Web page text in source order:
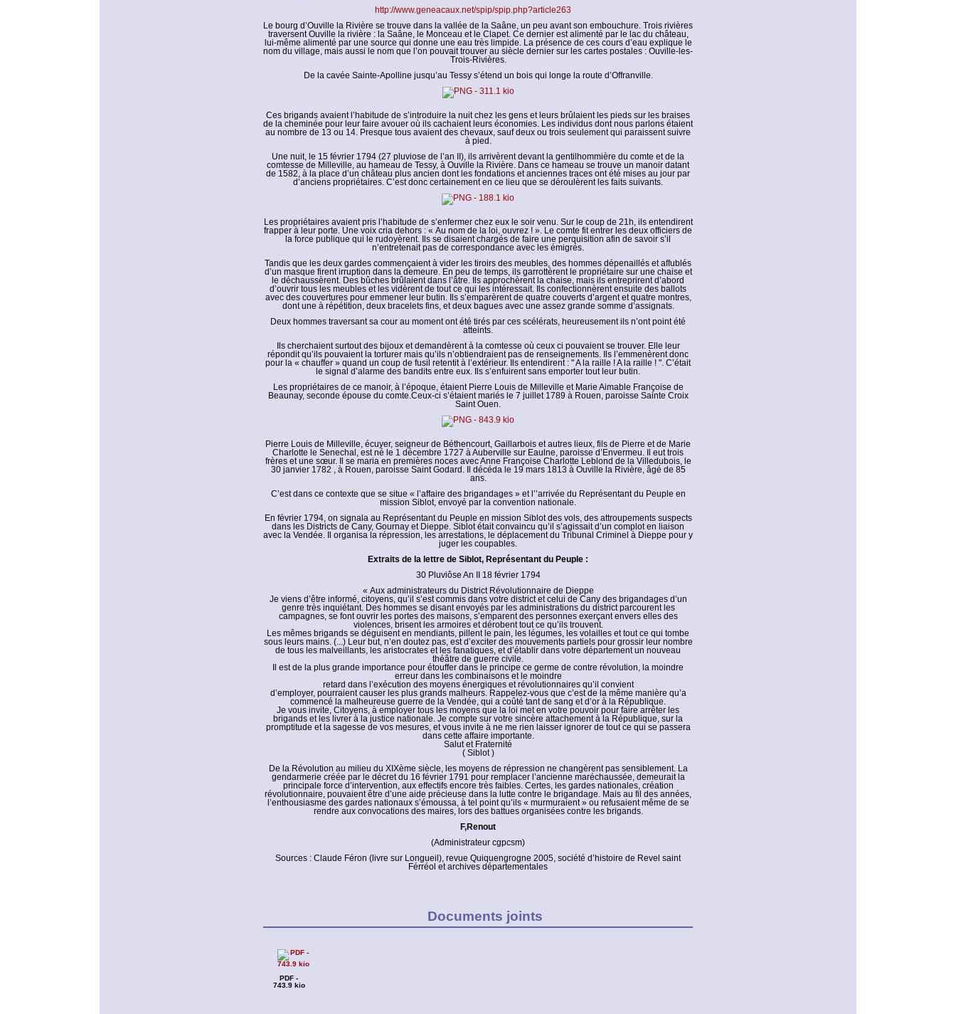
http://www.geneacaux.net/spip/spip.php?article263
Le bourg d’Ouville la Rivière se trouve dans la vallée de la Saâne, un peu avant son embouchure. Trois rivières
traversent Ouville la rivière : la Saâne, le Monceau et le Clapet. Ce dernier est alimenté par le lac du château,
lui-même alimenté par une source qui donne une eau très limpide. La présence de ces cours d’eau explique le
nom du village, mais aussi le nom que l’on pouvait trouver au siècle dernier sur les cartes postales : Ouville-les-
Trois-Rivières.
De la cavée Sainte-Apolline jusqu’au Tessy s’étend un bois qui longe la route d’Offranville.
Ces brigands avaient l’habitude de s’introduire la nuit chez les gens et leurs brûlaient les pieds sur les braises
de la cheminée pour leur faire avouer où ils cachaient leurs économies. Les individus dont nous parlons étaient
au nombre de 13 ou 14. Presque tous avaient des chevaux, sauf deux ou trois seulement qui paraissent suivre
à pied.
Une nuit, le 15 février 1794 (27 pluviose de l’an II), ils arrivèrent devant la gentilhommière du comte et de la
comtesse de Milleville, au hameau de Tessy, à Ouville la Rivière. Dans ce hameau se trouve un manoir datant
de 1582, à la place d’un château plus ancien dont les fondations et anciennes traces ont été mises au jour par
d’anciens propriétaires. C’est donc certainement en ce lieu que se déroulèrent les faits suivants.
Les propriétaires avaient pris l’habitude de s’enfermer chez eux le soir venu. Sur le coup de 21h, ils entendirent
frapper à leur porte. Une voix cria dehors : « Au nom de la loi, ouvrez ! ». Le comte fit entrer les deux officiers de
la force publique qui le rudoyèrent. Ils se disaient chargés de faire une perquisition afin de savoir s’il
n’entretenait pas de correspondance avec les émigrés.
Tandis que les deux gardes commençaient à vider les tiroirs des meubles, des hommes dépenaillés et affublés
d’un masque firent irruption dans la demeure. En peu de temps, ils garrottèrent le propriétaire sur une chaise et
le déchaussèrent. Des bûches brûlaient dans l’âtre. Ils approchèrent la chaise, mais ils entreprirent d’abord
d’ouvrir tous les meubles et les vidèrent de tout ce qui les intéressait. Ils confectionnèrent ensuite des ballots
avec des couvertures pour emmener leur butin. Ils s’emparèrent de quatre couverts d’argent et quatre montres,
dont une à répétition, deux bracelets fins, et deux bagues avec une assez grande somme d’assignats.
Deux hommes traversant sa cour au moment ont été tirés par ces scélérats, heureusement ils n’ont point été
atteints.
Ils cherchaient surtout des bijoux et demandèrent à la comtesse où ceux ci pouvaient se trouver. Elle leur
répondit qu’ils pouvaient la torturer mais qu’ils n’obtiendraient pas de renseignements. Ils l’emmenèrent donc
pour la « chauffer » quand un coup de fusil retentit à l’extérieur. Ils entendirent : " A la raille ! A la raille ! ". C’était
le signal d’alarme des bandits entre eux. Ils s’enfuirent sans emporter tout leur butin.
Les propriétaires de ce manoir, à l’époque, étaient Pierre Louis de Milleville et Marie Aimable Françoise de
Beaunay, seconde épouse du comte.Ceux-ci s’étaient mariés le 7 juillet 1789 à Rouen, paroisse Sainte Croix
Saint Ouen.
Pierre Louis de Milleville, écuyer, seigneur de Béthencourt, Gaillarbois et autres lieux, fils de Pierre et de Marie
Charlotte le Senechal, est né le 1 décembre 1727 à Auberville sur Eaulne, paroisse d’Envermeu. Il eut trois
frères et une sœur. Il se maria en premières noces avec Anne Françoise Charlotte Leblond de la Villedubois, le
30 janvier 1782 , à Rouen, paroisse Saint Godard. Il décéda le 19 mars 1813 à Ouville la Rivière, âgé de 85
ans.
C’est dans ce contexte que se situe « l’affaire des brigandages » et l’’arrivée du Représentant du Peuple en
mission Siblot, envoyé par la convention nationale.
En février 1794, on signala au Représentant du Peuple en mission Siblot des vols, des attroupements suspects
dans les Districts de Cany, Gournay et Dieppe. Siblot était convaincu qu’il s’agissait d’un complot en liaison
avec la Vendée. Il organisa la répression, les arrestations, le déplacement du Tribunal Criminel à Dieppe pour y
juger les coupables.
Extraits de la lettre de Siblot, Représentant du Peuple :
30 Pluviôse An II 18 février 1794
« Aux administrateurs du District Révolutionnaire de Dieppe
Je viens d’être informé, citoyens, qu’il s’est commis dans votre district et celui de Cany des brigandages d’un
genre très inquiétant. Des hommes se disant envoyés par les administrations du district parcourent les
campagnes, se font ouvrir les portes des maisons, s’emparent des personnes exerçant envers elles des
violences, brisent les armoires et dérobent tout ce qu’ils trouvent.
Les mêmes brigands se déguisent en mendiants, pillent le pain, les légumes, les volailles et tout ce qui tombe
sous leurs mains. (...) Leur but, n’en doutez pas, est d’exciter des mouvements partiels pour grossir leur nombre
de tous les malveillants, les aristocrates et les fanatiques, et d’établir dans votre département un nouveau
théâtre de guerre civile.
Il est de la plus grande importance pour étouffer dans le principe ce germe de contre révolution, la moindre
erreur dans les combinaisons et le moindre
retard dans l’exécution des moyens énergiques et révolutionnaires qu’il convient
d’employer, pourraient causer les plus grands malheurs. Rappelez-vous que c’est de la même manière qu’a
commencé la malheureuse guerre de la Vendée, qui a coûté tant de sang et d’or à la République.
Je vous invite, Citoyens, à employer tous les moyens que la loi met en votre pouvoir pour faire arrêter les
brigands et les livrer à la justice nationale. Je compte sur votre sincère attachement à la République, sur la
promptitude et la sagesse de vos mesures, et vous invite à ne me rien laisser ignorer de tout ce qui se passera
dans cette affaire importante.
Salut et Fraternité
( Siblot )
De la Révolution au milieu du XIXème siècle, les moyens de répression ne changèrent pas sensiblement. La
gendarmerie créée par le décret du 16 février 1791 pour remplacer l’ancienne maréchaussée, demeurait la
principale force d’intervention, aux effectifs encore très faibles. Certes, les gardes nationales, création
révolutionnaire, pouvaient être d’une aide précieuse dans la lutte contre le brigandage. Mais au fil des années,
l’enthousiasme des gardes nationaux s’émoussa, à tel point qu’ils « murmuraient » ou refusaient même de se
rendre aux convocations des maires, lors des battues organisées contre les brigands.
F,Renout
(Administrateur cgpcsm)
Sources : Claude Féron (livre sur Longueil), revue Quiquengrogne 2005, société d’histoire de Revel saint
Férréol et archives départementales
Documents joints
PDF -
743.9 kio